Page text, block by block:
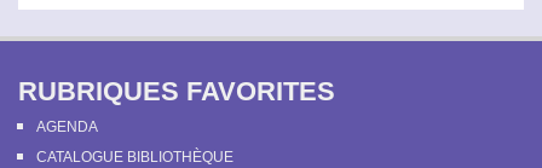
RUBRIQUES FAVORITES
AGENDA
CATALOGUE BIBLIOTHÈQUE